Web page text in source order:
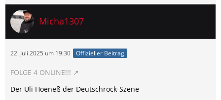
Micha1307
22. Juli 2025 um 19:30 Offizieller Beitrag
FOLGE 4 ONLINE!!!
Der Uli Hoeneß der Deutschrock-Szene